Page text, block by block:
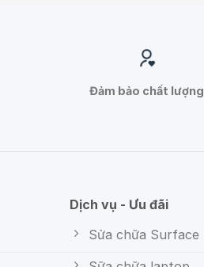
Đảm bảo chất lượng
Dịch vụ - Ưu đãi
Sửa chữa Surface